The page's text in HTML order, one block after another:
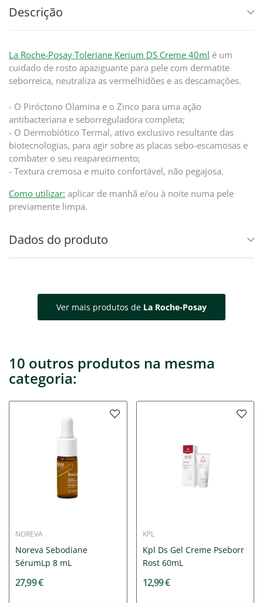
Descrição
La Roche-Posay Toleriane Kerium DS Creme 40ml é um
cuidado de rosto apaziguante para pele com dermatite
seborreica, neutraliza as vermelhidões e as descamações.
- O Piróctono Olamina e o Zinco para uma ação
antibacteriana e seborreguladora completa;
- O Dermobiótico Termal, ativo exclusivo resultante das
biotecnologias, para agir sobre as placas sebo-escamosas e
combater o seu reaparecimento;
- Textura cremosa e muito confortável, não pegajosa.
Como utilizar: aplicar de manhã e/ou à noite numa pele
previamente limpa.
Dados do produto
Ver mais produtos de La Roche-Posay
10 outros produtos na mesma
categoria:
NOREVA
Noreva Sebodiane
SérumLp 8 mL
27,99 €
KPL
Kpl Ds Gel Creme Pseborr
Rost 60mL
12,99 €